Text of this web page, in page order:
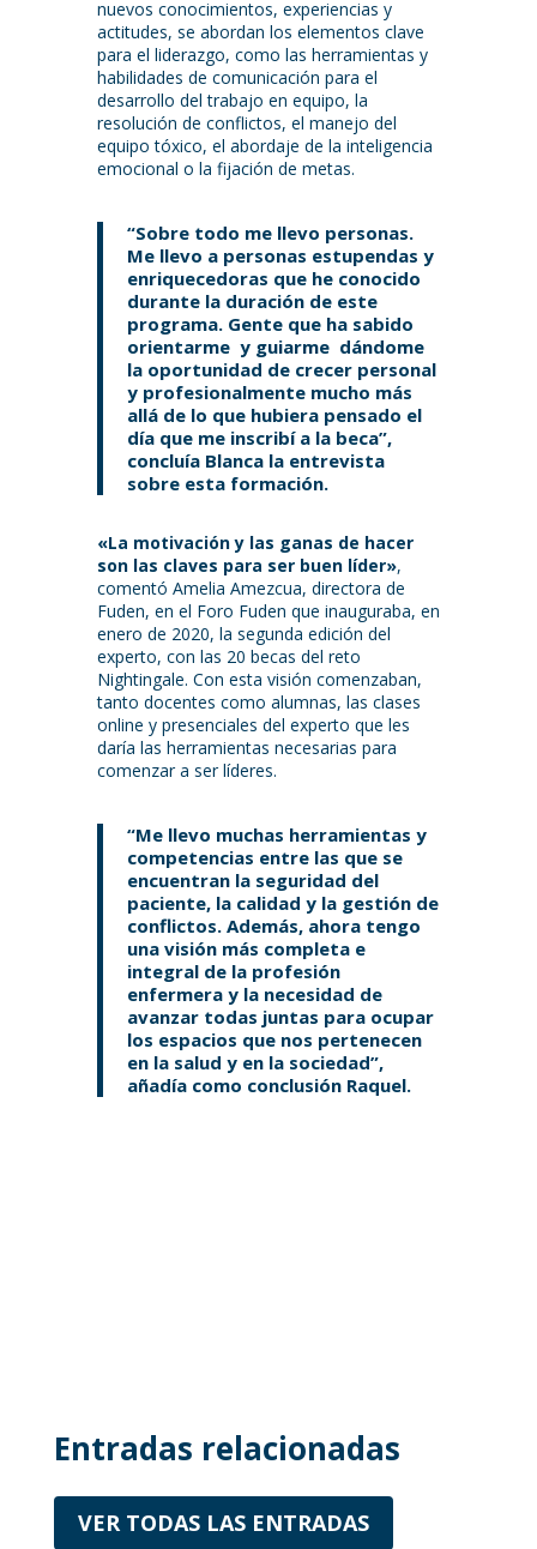
nuevos conocimientos, experiencias y
actitudes, se abordan los elementos clave
para el liderazgo, como las herramientas y
habilidades de comunicación para el
desarrollo del trabajo en equipo, la
resolución de conflictos, el manejo del
equipo tóxico, el abordaje de la inteligencia
emocional o la fijación de metas.
“Sobre todo me llevo personas.
Me llevo a personas estupendas y
enriquecedoras que he conocido
durante la duración de este
programa. Gente que ha sabido
orientarme y guiarme dándome
la oportunidad de crecer personal
y profesionalmente mucho más
allá de lo que hubiera pensado el
día que me inscribí a la beca”,
concluía Blanca la entrevista
sobre esta formación.
«La motivación y las ganas de hacer
son las claves para ser buen líder»,
comentó Amelia Amezcua, directora de
Fuden, en el Foro Fuden que inauguraba, en
enero de 2020, la segunda edición del
experto, con las 20 becas del reto
Nightingale. Con esta visión comenzaban,
tanto docentes como alumnas, las clases
online y presenciales del experto que les
daría las herramientas necesarias para
comenzar a ser líderes.
“Me llevo muchas herramientas y
competencias entre las que se
encuentran la seguridad del
paciente, la calidad y la gestión de
conflictos. Además, ahora tengo
una visión más completa e
integral de la profesión
enfermera y la necesidad de
avanzar todas juntas para ocupar
los espacios que nos pertenecen
en la salud y en la sociedad”,
añadía como conclusión Raquel.
Entradas relacionadas
VER TODAS LAS ENTRADAS